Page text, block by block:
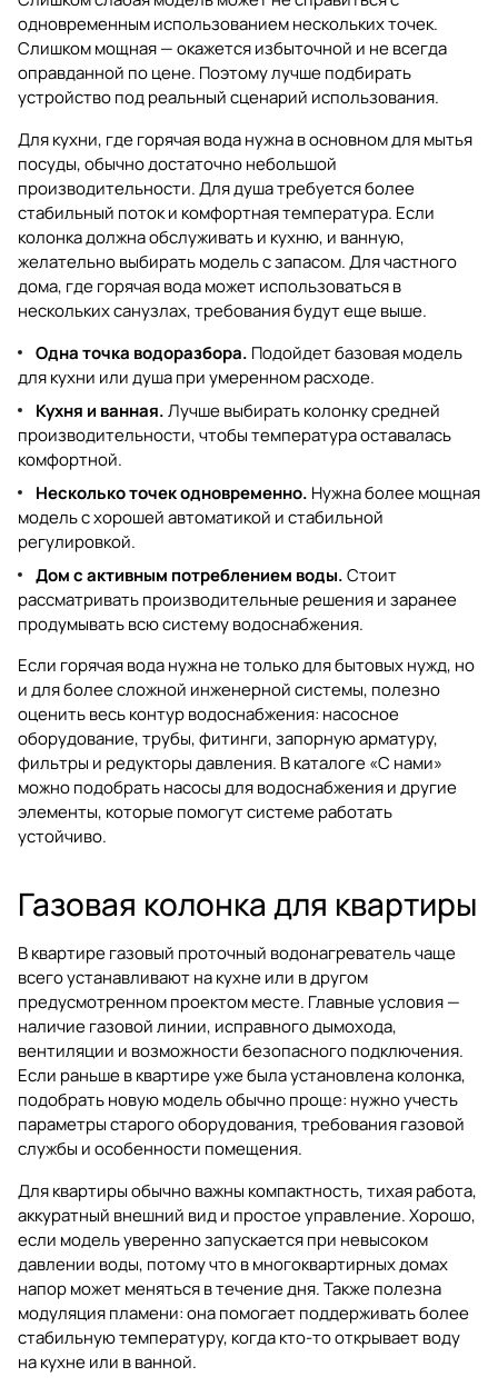
одновременным использованием нескольких точек.
Слишком мощная — окажется избыточной и не всегда
оправданной по цене. Поэтому лучше подбирать
устройство под реальный сценарий использования.
Для кухни, где горячая вода нужна в основном для мытья
посуды, обычно достаточно небольшой
производительности. Для душа требуется более
стабильный поток и комфортная температура. Если
колонка должна обслуживать и кухню, и ванную,
желательно выбирать модель с запасом. Для частного
дома, где горячая вода может использоваться в
нескольких санузлах, требования будут еще выше.
Одна точка водоразбора. Подойдет базовая модель
для кухни или душа при умеренном расходе.
Кухня и ванная.Лучше выбирать колонку средней
производительности, чтобы температура оставалась
комфортной.
Несколько точек одновременно. Нужна более мощная
модель с хорошей автоматикой и стабильной
регулировкой.
Дом с активным потреблением воды.Стоит
рассматривать производительные решения и заранее
продумывать всю систему водоснабжения.
Если горячая вода нужна не только для бытовых нужд, но
и для более сложной инженерной системы, полезно
оценить весь контур водоснабжения: насосное
оборудование, трубы, фитинги, запорную арматуру,
фильтры и редукторы давления. В каталоге «С нами»
можно подобратьнасосы для водоснабженияи другие
элементы, которые помогут системе работать
устойчиво.
Газовая колонка для квартиры
В квартире газовый проточный водонагреватель чаще
всего устанавливают на кухне или в другом
предусмотренном проектом месте. Главные условия —
наличие газовой линии, исправного дымохода,
вентиляции и возможности безопасного подключения.
Если раньше в квартире уже была установлена колонка,
подобрать новую модель обычно проще: нужно учесть
параметры старого оборудования, требования газовой
службы и особенности помещения.
Для квартиры обычно важны компактность, тихая работа,
аккуратный внешний вид и простое управление. Хорошо,
если модель уверенно запускается при невысоком
давлении воды, потому что в многоквартирных домах
напор может меняться в течение дня. Также полезна
модуляция пламени: она помогает поддерживать более
стабильную температуру, когда кто-то открывает воду
на кухне или в ванной.